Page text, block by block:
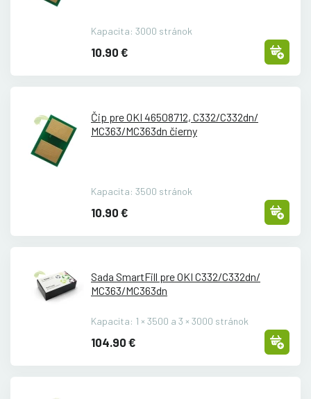
Kapacita: 3000 stránok
10.90 €
Čip pre OKI 46508712, C332/C332dn/
MC363/MC363dn čierny
Kapacita: 3500 stránok
10.90 €
Sada SmartFill pre OKI C332/C332dn/
MC363/MC363dn
Kapacita: 1 × 3500 a 3 × 3000 stránok
104.90 €